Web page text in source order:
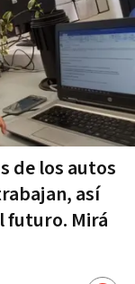
de los autos
así
futuro. Mirá